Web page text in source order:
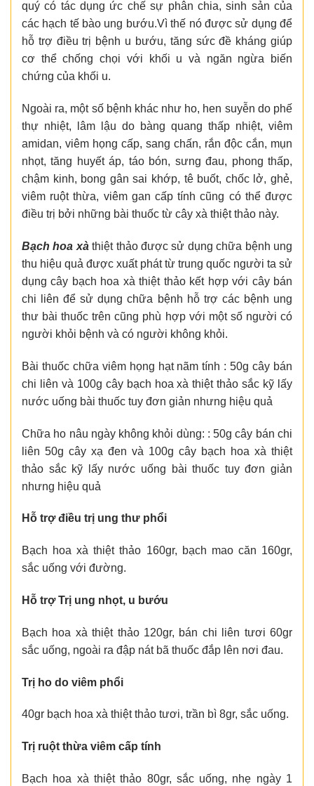
quý có tác dụng ức chế sự phân chia, sinh sản của
các hạch tế bào ung bướu.Vì thế nó được sử dụng để
hỗ trợ điều trị bệnh u bướu, tăng sức đề kháng giúp
cơ thể chống chọi với khối u và ngăn ngừa biến
chứng của khối u.
Ngoài ra, một số bệnh khác như ho, hen suyễn do phế
thự nhiệt, lâm lậu do bàng quang thấp nhiệt, viêm
amidan, viêm họng cấp, sang chấn, rắn độc cắn, mụn
nhọt, tăng huyết áp, táo bón, sưng đau, phong thấp,
chậm kinh, bong gân sai khớp, tê buốt, chốc lở, ghẻ,
viêm ruột thừa, viêm gan cấp tính cũng có thể được
điều trị bởi những bài thuốc từ cây xà thiệt thảo này.
Bạch hoa xàthiệt thảo được sử dụng chữa bệnh ung
thu hiệu quả được xuất phát từ trung quốc người ta sử
dụng cây bạch hoa xà thiệt thảo kết hợp với cây bán
chi liên để sử dụng chữa bệnh hỗ trợ các bệnh ung
thư bài thuốc trên cũng phù hợp với một số người có
người khỏi bệnh và có người không khỏi.
Bài thuốc chữa viêm họng hạt nãm tính : 50g cây bán
chi liên và 100g cây bạch hoa xà thiệt thảo sắc kỹ lấy
nước uống bài thuốc tuy đơn giản nhưng hiệu quả
Chữa ho nâu ngày không khỏi dùng: : 50g cây bán chi
liên 50g cây xạ đen và 100g cây bạch hoa xà thiệt
thảo sắc kỹ lấy nước uống bài thuốc tuy đơn giản
nhưng hiệu quả
Hỗ trợ điều trị ung thư phổi
Bạch hoa xà thiệt thảo 160gr, bạch mao căn 160gr,
sắc uống với đường.
Hỗ trợ Trị ung nhọt, u bướu
Bạch hoa xà thiệt thảo 120gr, bán chi liên tươi 60gr
sắc uống, ngoài ra đập nát bã thuốc đắp lên nơi đau.
Trị ho do viêm phổi
40gr bạch hoa xà thiệt thảo tươi, trần bì 8gr, sắc uống.
Trị ruột thừa viêm cấp tính
Bạch hoa xà thiệt thảo 80gr, sắc uống, nhẹ ngày 1